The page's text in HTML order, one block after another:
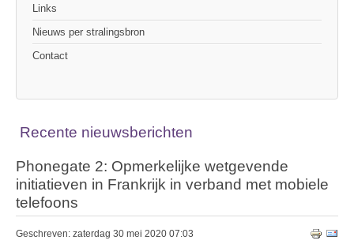
Links
Nieuws per stralingsbron
Contact
Recente nieuwsberichten
Phonegate 2: Opmerkelijke wetgevende
initiatieven in Frankrijk in verband met mobiele
telefoons
Geschreven: zaterdag 30 mei 2020 07:03